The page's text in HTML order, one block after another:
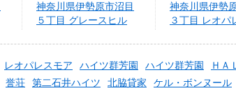
神奈川県伊勢原市沼目
５丁目 グレースヒル
神奈川県伊勢
３丁目 レオパ
レオパレスモア ハイツ群芳園 ハイツ群芳園
ＨＡ
誉荘 第二石井ハイツ 北脇貸家 ケル・ボンヌール